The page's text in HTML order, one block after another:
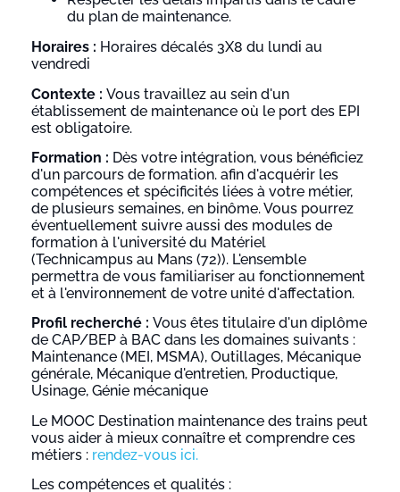
du plan de maintenance.
Horaires : Horaires décalés 3X8 du lundi au
vendredi
Contexte : Vous travaillez au sein d'un
établissement de maintenance où le port des EPI
est obligatoire.
Formation : Dès votre intégration, vous bénéficiez
d'un parcours de formation. afin d'acquérir les
compétences et spécificités liées à votre métier,
de plusieurs semaines, en binôme. Vous pourrez
éventuellement suivre aussi des modules de
formation à l'université du Matériel
(Technicampus au Mans (72)). L'ensemble
permettra de vous familiariser au fonctionnement
et à l'environnement de votre unité d'affectation.
Profil recherché : Vous êtes titulaire d'un diplôme
de CAP/BEP à BAC dans les domaines suivants :
Maintenance (MEI, MSMA), Outillages, Mécanique
générale, Mécanique d'entretien, Productique,
Usinage, Génie mécanique
Le MOOC Destination maintenance des trains peut
vous aider à mieux connaître et comprendre ces
métiers : rendez-vous ici.
Les compétences et qualités :